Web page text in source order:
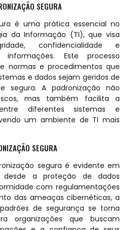
SEGURA
é uma prática essencial no
da Informação (TI), que visa
confidencialidade e
informações. Este processo
normas e procedimentos que
e dados sejam geridos de
segura. A padronização não
mas também facilita a
entre diferentes sistemas e
um ambiente de TI mais
SEGURA
segura é evidente em
desde a proteção de dados
com regulamentações
das ameaças cibernéticas, a
de segurança se torna
organizações que buscam